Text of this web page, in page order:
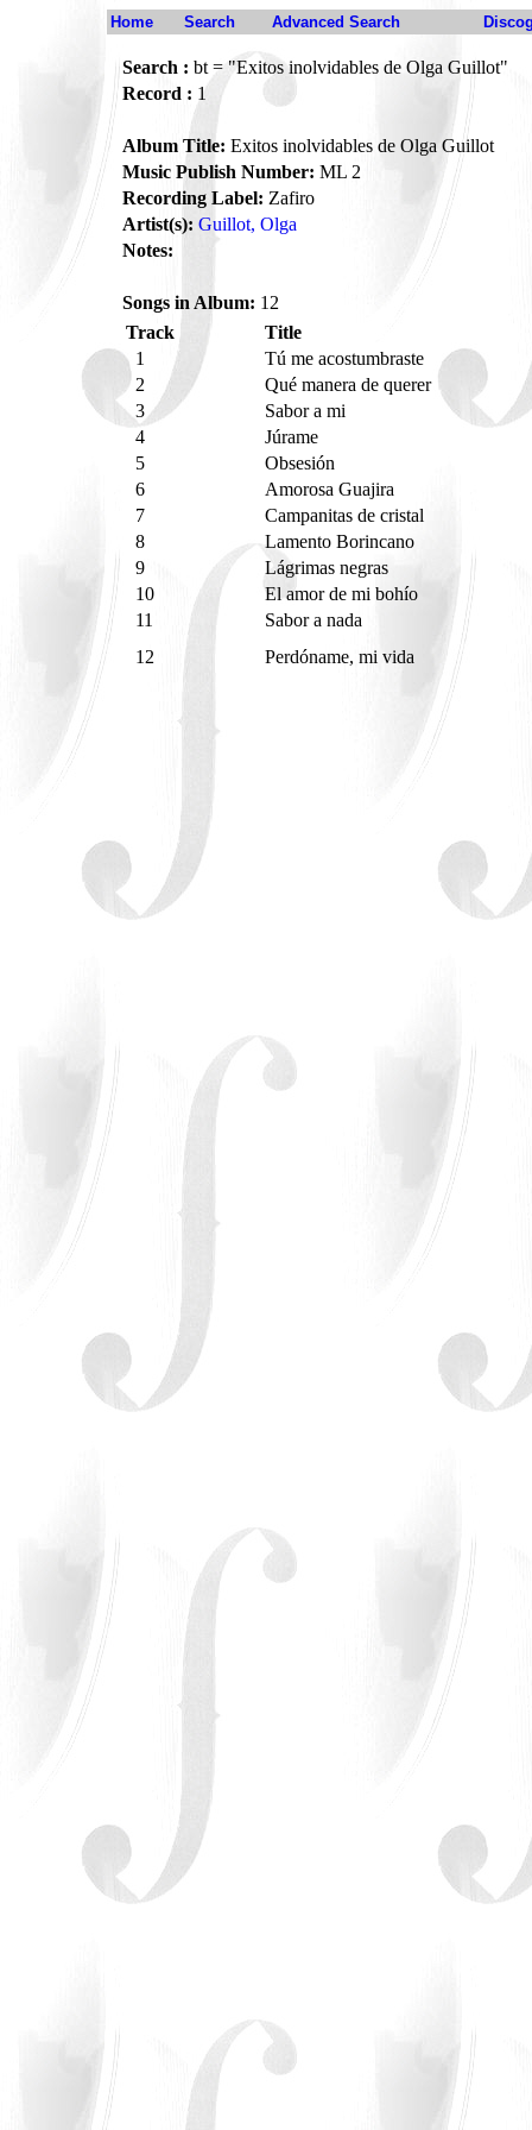
Home Search Advanced Search
Search : bt = "Exitos inolvidables de Olga Guillot"
Record : 1
Album Title: Exitos inolvidables de Olga Guillot
Music Publish Number: ML 2
Recording Label: Zafiro
Artist(s): Guillot, Olga
Notes:
Songs in Album: 12
Track
Title
1
Tú me acostumbraste
2
Qué manera de querer
3
Sabor a mi
4
Júrame
5
Obsesión
6
Amorosa Guajira
7
Campanitas de cristal
8
Lamento Borincano
9
Lágrimas negras
10
El amor de mi bohío
11
Sabor a nada
12
Perdóname, mi vida